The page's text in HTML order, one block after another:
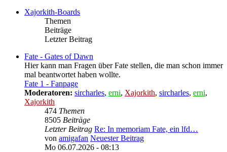
Xajorkith-Boards
Themen
Beiträge
Letzter Beitrag
Fate - Gates of Dawn
Hier kann man Fragen über Fate stellen, die man schon immer
mal beantwortet haben wollte.
Fate 1 - Fanpage
Moderatoren: sircharles, erni, Xajorkith, sircharles, erni,
Xajorkith
474 Themen
8505 Beiträge
Letzter Beitrag Re: In memoriam Fate, ein lfd…
von amigafan Neuester Beitrag
Mo 06.07.2026 - 08:13